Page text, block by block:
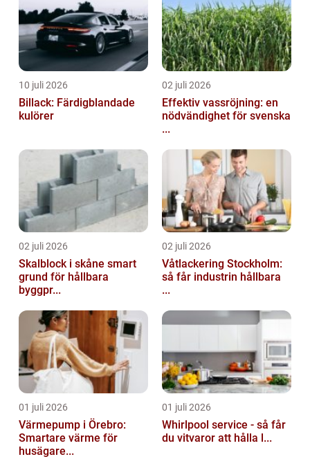
10 juli 2026
Billack: Färdigblandade
kulörer
02 juli 2026
Effektiv vassröjning: en
nödvändighet för svenska
...
02 juli 2026
Skalblock i skåne smart
grund för hållbara
byggpr...
02 juli 2026
Våtlackering Stockholm:
så får industrin hållbara
...
01 juli 2026
Värmepump i Örebro:
Smartare värme för
husägare...
01 juli 2026
Whirlpool service - så får
du vitvaror att hålla l...